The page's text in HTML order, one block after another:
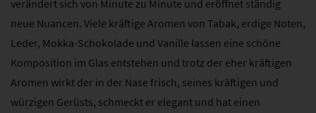
verändert sich von Minute zu Minute und eröffnet ständig
neue Nuancen. Viele kräftige Aromen von Tabak, erdige Noten,
Leder, Mokka-Schokolade und Vanille lassen eine schöne
Komposition im Glas entstehen und trotz der eher kräftigen
Aromen wirkt der in der Nase frisch, seines kräftigen und
würzigen Gerüsts, schmeckt er elegant und hat einen